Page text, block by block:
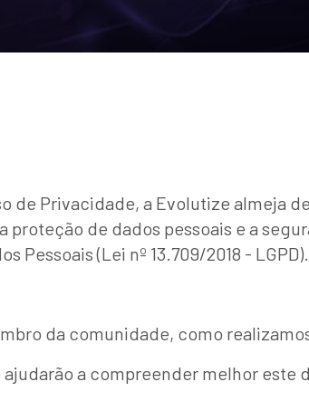
de Privacidade, a Evolutize almeja
de dados pessoais e a
Pessoais (Lei nº 13.709/2018 - LGPD).
da comunidade, como
a compreender melhor este